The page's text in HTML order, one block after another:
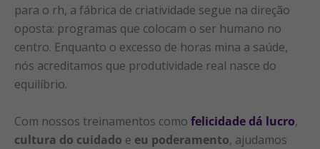
para o rh, a fábrica de criatividade segue na direção
oposta: programas que colocam o ser humano no
centro. Enquanto o excesso de horas mina a saúde,
nós acreditamos que produtividade real nasce do
equilíbrio.
Com nossos treinamentos como felicidade dá lucro,
cultura do cuidado e eu poderamento, ajudamos